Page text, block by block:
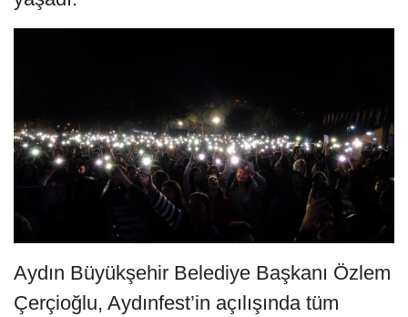
Aydın Büyükşehir Belediye Başkanı Özlem
Çerçioğlu, Aydınfest’in açılışında tüm